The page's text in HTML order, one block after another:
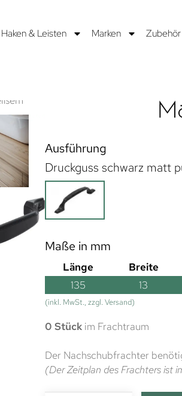
Haken & Leisten Marken Zubehör
Ausführung
Druckguss schwarz matt
Maße in mm
Länge Breite
135
13
(inkl. MwSt., zzgl. Versand)
0 Stück im Frachtraum
Der Nachschubfrachter
(Der Zeitplan des Frachters ist